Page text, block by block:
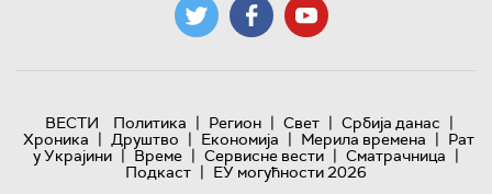
ВЕСТИ Политика | Регион | Свет | Србија данас |
Хроника | Друштво | Економија | Мерила времена | Рат
у Украјини | Време | Сервисне вести | Сматрачница |
Подкаст | ЕУ могућности 2026